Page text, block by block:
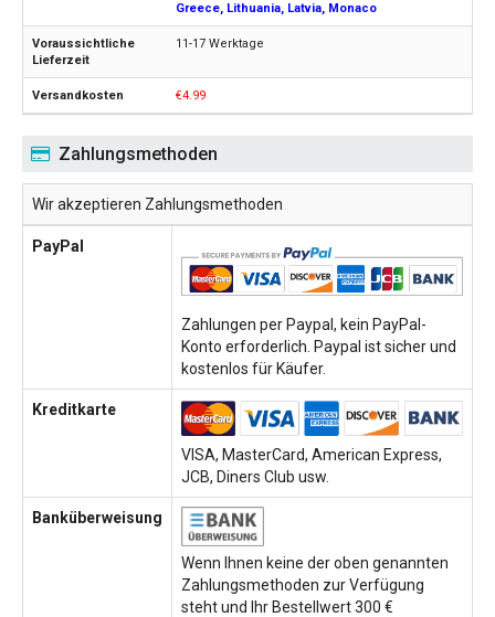
Greece, Lithuania, Latvia, Monaco
11-17 Werktage
€4.99
Zahlungsmethoden
Wir akzeptieren Zahlungsmethoden
PayPal
Zahlungen per Paypal, kein PayPal-
Konto erforderlich. Paypal ist sicher und
kostenlos für Käufer.
Kreditkarte
VISA, MasterCard, American Express,
JCB, Diners Club usw.
Banküberweisung
Wenn Ihnen keine der oben genannten
Zahlungsmethoden zur Verfügung
steht und Ihr Bestellwert 300 €